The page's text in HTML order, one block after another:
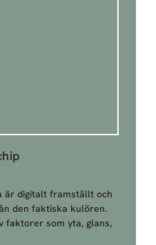
är digitalt framställt och
den faktiska kulören.
faktorer som yta, glans,